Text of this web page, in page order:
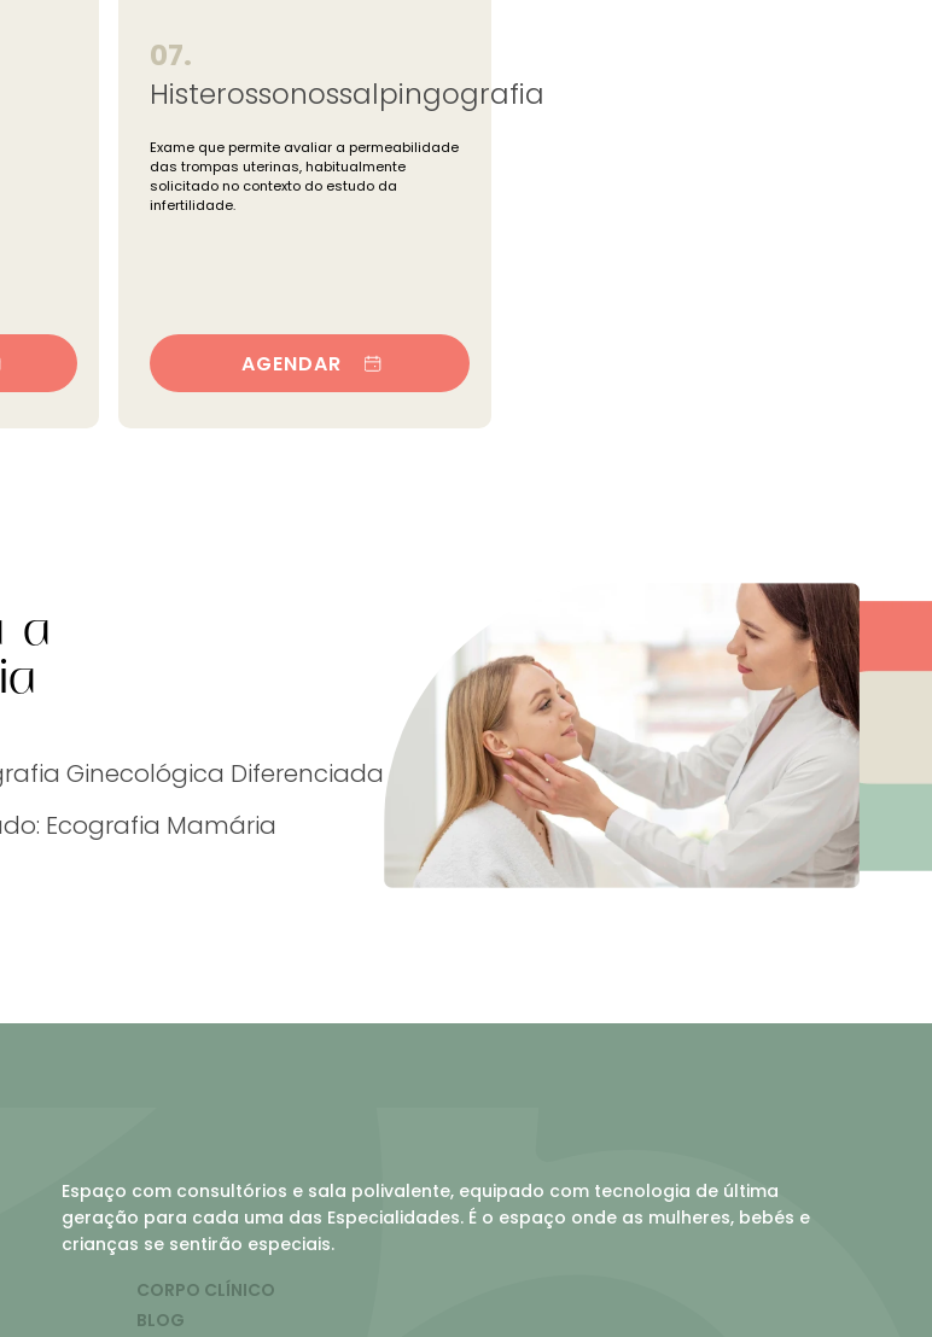
07.
Histerossonossalpingografia
Exame que permite avaliar a permeabilidade
das trompas uterinas, habitualmente
solicitado no contexto do estudo da
infertilidade.
AGENDAR
a
Ginecológica Diferenciada
Ecografia Mamária
Espaço com consultórios e sala polivalente, equipado com tecnologia de última
geração para cada uma das Especialidades. É o espaço onde as mulheres, bebés e
crianças se sentirão especiais.
CORPO CLÍNICO
BLOG